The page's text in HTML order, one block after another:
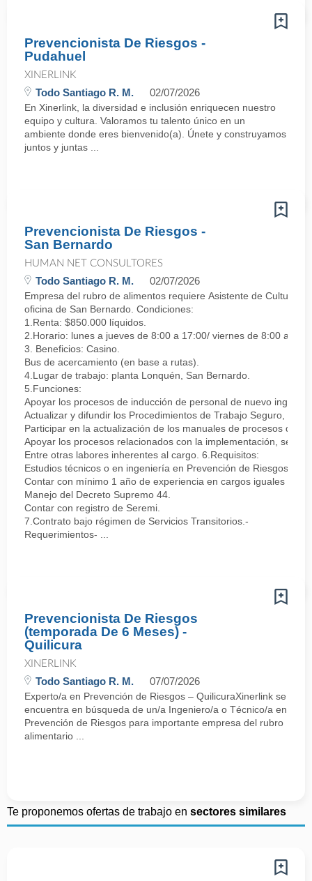
Prevencionista De Riesgos -
Pudahuel
XINERLINK
Todo Santiago R. M. 02/07/2026
En Xinerlink, la diversidad e inclusión enriquecen nuestro
equipo y cultura. Valoramos tu talento único en un
ambiente donde eres bienvenido(a). Únete y construyamos
juntos y juntas ...
Prevencionista De Riesgos -
San Bernardo
HUMAN NET CONSULTORES
Todo Santiago R. M. 02/07/2026
Empresa del rubro de alimentos requiere Asistente de Cultura
oficina de San Bernardo. Condiciones:
1.Renta: $850.000 líquidos.
2.Horario: lunes a jueves de 8:00 a 17:00/ viernes de 8:00 a
3. Beneficios: Casino.
Bus de acercamiento (en base a rutas).
4.Lugar de trabajo: planta Lonquén, San Bernardo.
5.Funciones:
Apoyar los procesos de inducción de personal de nuevo
Actualizar y difundir los Procedimientos de Trabajo Seguro, la
Participar en la actualización de los manuales de procesos de
Apoyar los procesos relacionados con la implementación,
Entre otras labores inherentes al cargo. 6.Requisitos:
Estudios técnicos o en ingeniería en Prevención de Riesgos.
Contar con mínimo 1 año de experiencia en cargos iguales o
Manejo del Decreto Supremo 44.
Contar con registro de Seremi.
7.Contrato bajo régimen de Servicios Transitorios.-
Requerimientos- ...
Prevencionista De Riesgos
(temporada De 6 Meses) -
Quilicura
XINERLINK
Todo Santiago R. M. 07/07/2026
Experto/a en Prevención de Riesgos – QuilicuraXinerlink se
encuentra en búsqueda de un/a Ingeniero/a o Técnico/a en
Prevención de Riesgos para importante empresa del rubro
alimentario ...
Te proponemos ofertas de trabajo en sectores similares